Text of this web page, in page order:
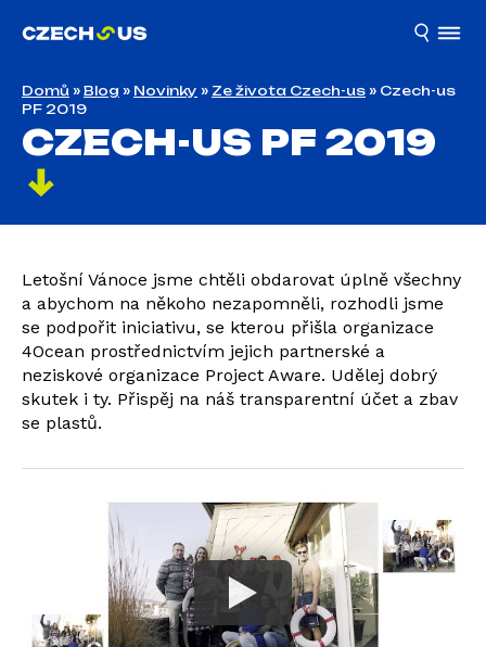
Domů » Blog » Novinky » Ze života Czech-us » Czech-us
PF 2019
CZECH-US PF 2019
Letošní Vánoce jsme chtěli obdarovat úplně všechny
a abychom na někoho nezapomněli, rozhodli jsme
se podpořit iniciativu, se kterou přišla organizace
4Ocean prostřednictvím jejich partnerské a
neziskové organizace Project Aware. Udělej dobrý
skutek i ty. Přispěj na náš transparentní účet a zbav
se plastů.